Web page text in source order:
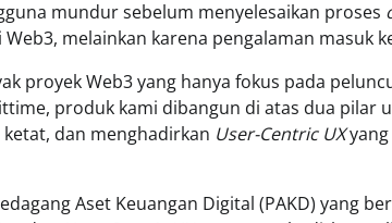
mundur sebelum menyelesaikan proses
melainkan karena pengalaman masuk
proyek Web3 yang hanya fokus pada
produk kami dibangun di atas dua pilar
ketat, dan menghadirkan User-Centric UXyang
Aset Keuangan Digital (PAKD) yang